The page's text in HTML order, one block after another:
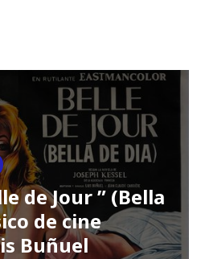
de Jour ” (Bella
de cine
Buñuel